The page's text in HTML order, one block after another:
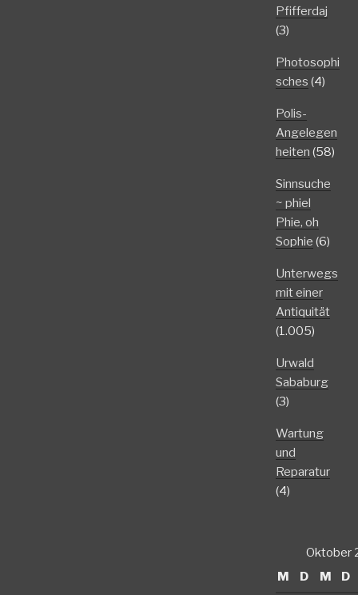
Pfifferdaj
(3)
Photosophi
sches (4)
Polis-
Angelegen
heiten (58)
Sinnsuche
~ phiel
Phie, oh
Sophie (6)
Unterwegs
mit einer
Antiquität
(1.005)
Urwald
Sababurg
(3)
Wartung
und
Reparatur
(4)
Oktober
M
D M D